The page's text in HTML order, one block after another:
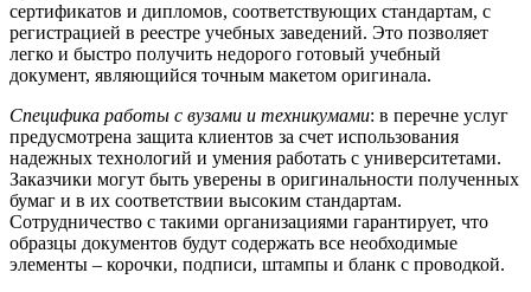
сертификатов и дипломов, соответствующих стандартам, с
регистрацией в реестре учебных заведений. Это позволяет
легко и быстро получить недорого готовый учебный
документ, являющийся точным макетом оригинала.
Специфика работы с вузами и техникумами: в перечне услуг
предусмотрена защита клиентов за счет использования
надежных технологий и умения работать с университетами.
Заказчики могут быть уверены в оригинальности полученных
бумаг и в их соответствии высоким стандартам.
Сотрудничество с такими организациями гарантирует, что
образцы документов будут содержать все необходимые
элементы – корочки, подписи, штампы и бланк с проводкой.